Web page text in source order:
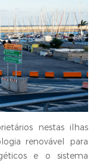
nestas ilhas
renovável para
e o sistema